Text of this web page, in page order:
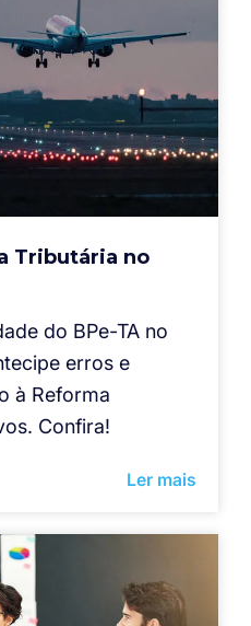
Tributária no
do BPe-TA no
erros e
à Reforma
Confira!
Ler mais